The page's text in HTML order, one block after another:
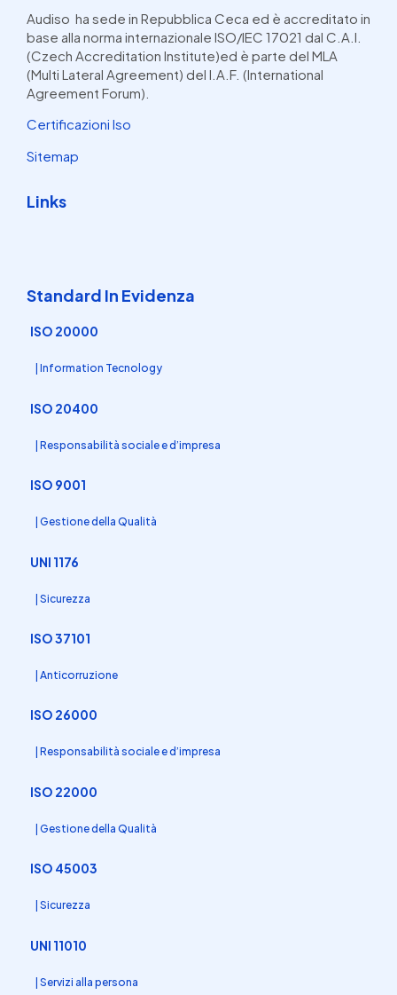
Audiso ha sede in Repubblica Ceca ed è accreditato in
base alla norma internazionale ISO/IEC 17021 dal C.A.I.
(Czech Accreditation Institute)ed è parte del MLA
(Multi Lateral Agreement) del I.A.F. (International
Agreement Forum).
Certificazioni Iso
Sitemap
Links
Standard In Evidenza
ISO 20000
| Information Tecnology
ISO 20400
| Responsabilità sociale e d’impresa
ISO 9001
| Gestione della Qualità
UNI 1176
| Sicurezza
ISO 37101
| Anticorruzione
ISO 26000
| Responsabilità sociale e d’impresa
ISO 22000
| Gestione della Qualità
ISO 45003
| Sicurezza
UNI 11010
| Servizi alla persona